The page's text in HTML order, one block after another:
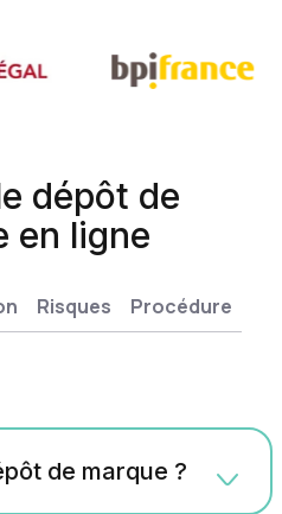
dépôt de
en ligne
Risques Procédure
de marque ?